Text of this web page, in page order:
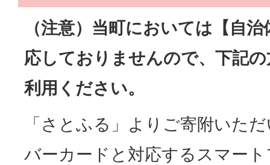
（注意）当町においては【自
応しておりませんので、下記
利用ください。
「さとふる」よりご寄附いた
バーカードと対応するスマー